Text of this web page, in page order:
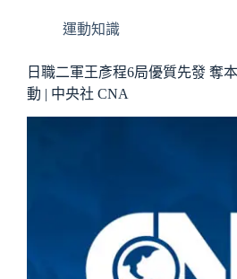
運動知識
日職二軍王彥程6局優質先發 奪
動 | 中央社 CNA